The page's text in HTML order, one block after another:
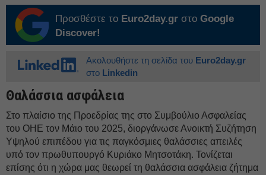
Προσθέστε το Euro2day.gr στο Google
Discover!
Ακολουθήστε τη σελίδα του Euro2day.gr
στο Linkedin
Θαλάσσια ασφάλεια
Στο πλαίσιο της Προεδρίας της στο Συμβούλιο Ασφαλείας
του ΟΗΕ τον Μάιο του 2025, διοργάνωσε Ανοικτή Συζήτηση
Υψηλού επιπέδου για τις παγκόσμιες θαλάσσιες απειλές
υπό τον πρωθυπουργό Κυριάκο Μητσοτάκη. Τονίζεται
επίσης ότι η χώρα μας θεωρεί τη θαλάσσια ασφάλεια ζήτημα